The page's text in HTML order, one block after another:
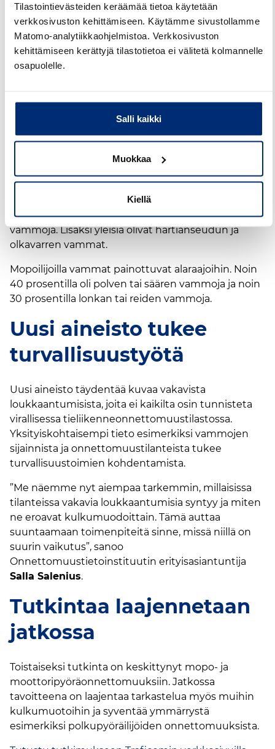
Tilastointievästeiden keräämää tietoa käytetään
verkkosivuston kehittämiseen. Käytämme sivustollamme
Matomo-analytiikkaohjelmistoa. Verkkosivuston
kehittämiseen kerättyjä tilastotietoa ei välitetä kolmannelle
osapuolelle.
Salli kaikki
Muokkaa
Kiellä
yksittäisonnettomuudet, kuten tieltä suistumiset ja
kumoonajot.
Moottoripyöräilijöiden vakavista loukkaantumisista
valtaosa tapahtuu haja-asutusalueilla. Niissä
Vammojen sijainnissa
selviä eroja
kohdentumisessa. Moottoripyöräilijöillä vammat
kohdistuvat useimmiten keskivartaloon: noin
puolella vakavasti loukkaantuneista oli rintakehän
vammoja. Lisäksi yleisiä olivat hartianseudun ja
olkavarren vammat.
Mopoilijoilla vammat painottuvat alaraajoihin. Noin
40 prosentilla oli polven tai säären vammoja ja noin
30 prosentilla lonkan tai reiden vammoja.
Uusi aineisto tukee
turvallisuustyötä
Uusi aineisto täydentää kuvaa vakavista
loukkaantumisista, joita ei kaikilta osin tunnisteta
virallisessa tieliikenneonnettomuustilastossa.
Yksityiskohtaisempi tieto esimerkiksi vammojen
sijainnista ja onnettomuustilanteista tukee
turvallisuustoimien kohdentamista.
”Me näemme nyt aiempaa tarkemmin, millaisissa
tilanteissa vakavia loukkaantumisia syntyy ja miten
ne eroavat kulkumuodoittain. Tämä auttaa
suuntaamaan toimenpiteitä sinne, missä niillä on
suurin vaikutus”, sanoo
Onnettomuustietoinstituutin erityisasiantuntija
Salla Salenius.
Tutkintaa laajennetaan
jatkossa
Toistaiseksi tutkinta on keskittynyt mopo- ja
moottoripyöräonnettomuuksiin. Jatkossa
tavoitteena on laajentaa tarkastelua myös muihin
kulkumuotoihin ja syventää ymmärrystä
esimerkiksi polkupyöräilijöiden onnettomuuksista.